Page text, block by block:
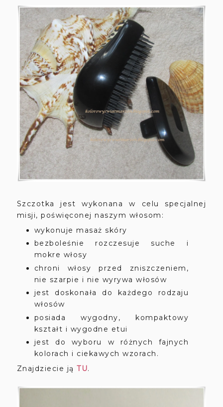
Szczotka jest wykonana w celu specjalnej
misji, poświęconej naszym włosom:
wykonuje masaż skóry
bezboleśnie rozczesuje suche i
mokre włosy
chroni włosy przed zniszczeniem,
nie szarpie i nie wyrywa włosów
jest doskonała do każdego rodzaju
włosów
posiada wygodny, kompaktowy
kształt i wygodne etui
jest do wyboru w różnych fajnych
kolorach i ciekawych wzorach.
Znajdziecie jąTU.